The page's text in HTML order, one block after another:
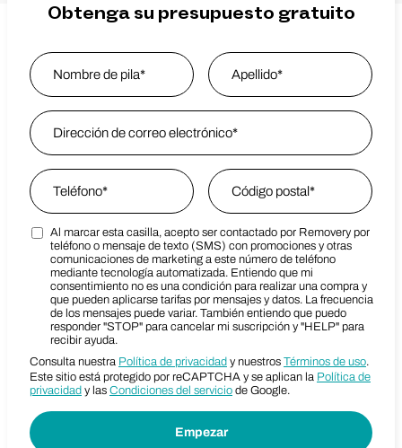
Obtenga su presupuesto gratuito
Name
Nombre
Email Address
Phone Zip Code
Zip Code
Marketing SMS Consent Terms
Al marcar esta casilla, acepto ser contactado por Removery por
teléfono o mensaje de texto (SMS) con promociones y otras
comunicaciones de marketing a este número de teléfono
mediante tecnología automatizada. Entiendo que mi
consentimiento no es una condición para realizar una compra y
que pueden aplicarse tarifas por mensajes y datos. La frecuencia
de los mensajes puede variar. También entiendo que puedo
responder "STOP" para cancelar mi suscripción y "HELP" para
recibir ayuda.
Consulta nuestra Política de privacidad y nuestros Términos de uso.
Este sitio está protegido por reCAPTCHA y se aplican la Política de
privacidad y las Condiciones del servicio de Google.